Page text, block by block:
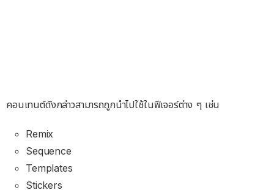
คอนเทนต์ดังกล่าวสามารถถูกนำไปใช้ในฟีเจอร์ต่าง ๆ เช่น
Remix
Sequence
Templates
Stickers